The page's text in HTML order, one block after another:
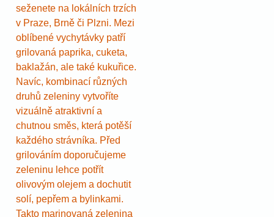
seženete na lokálních trzích
v Praze, Brně či Plzni. Mezi
oblíbené vychytávky patří
grilovaná paprika, cuketa,
baklažán, ale také kukuřice.
Navíc, kombinací různých
druhů zeleniny vytvoříte
vizuálně atraktivní a
chutnou směs, která potěší
každého strávníka. Před
grilováním doporučujeme
zeleninu lehce potřít
olivovým olejem a dochutit
solí, pepřem a bylinkami.
Takto marinovaná zelenina